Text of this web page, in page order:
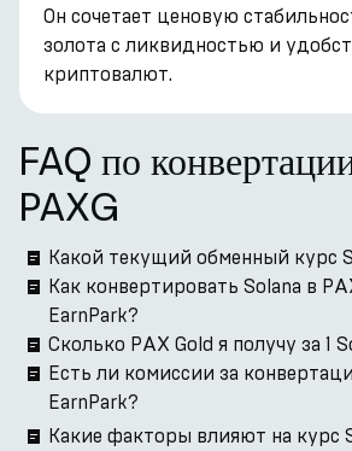
Он сочетает ценовую
золота с ликвидностью и
криптовалют.
FAQ по
PAXG
Какой текущий обменный курс
Как конвертировать Solana в
EarnPark?
Сколько PAX Gold я получу за 1
Есть ли комиссии за
EarnPark?
Какие факторы влияют на курс